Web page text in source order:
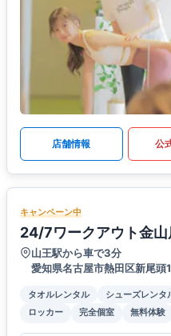
店舗情報 公
キャンペーン中
24/7ワークアウト金山
山王駅から車で3分
愛知県名古屋市熱田区新尾頭
タオルレンタル シューズレンタ
ロッカー
完全個室 無料体験